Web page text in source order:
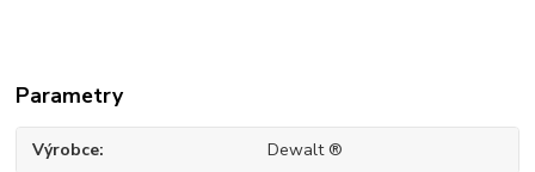
Parametry
Výrobce Dewalt ®